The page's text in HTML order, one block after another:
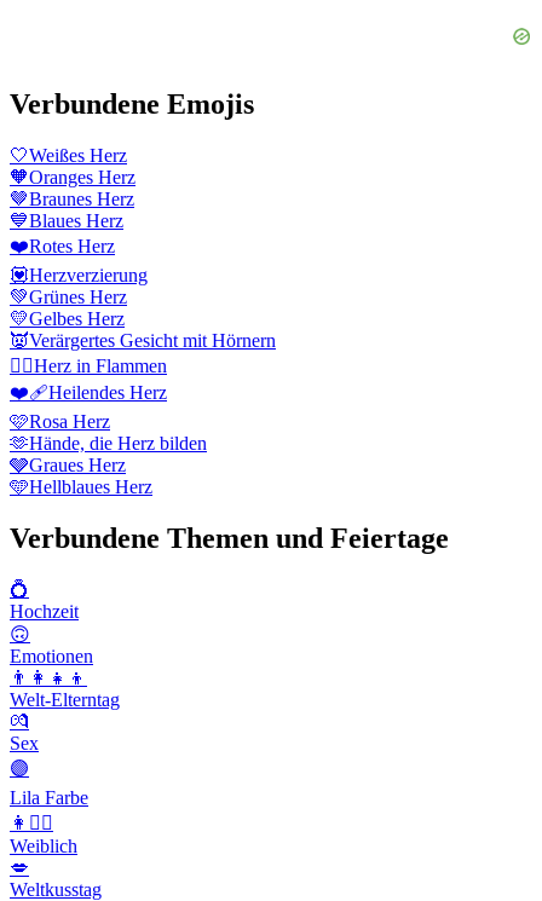
Verbundene Emojis
🤍Weißes Herz
🧡Oranges Herz
🤎Braunes Herz
💙Blaues Herz
❤️Rotes Herz
💟Herzverzierung
💚Grünes Herz
💛Gelbes Herz
👿Verärgertes Gesicht mit Hörnern
❤️‍🔥Herz in Flammen
❤️‍🩹Heilendes Herz
🩷Rosa Herz
🫶Hände, die Herz bilden
🩶Graues Herz
🩵Hellblaues Herz
Verbundene Themen und Feiertage
💍
Hochzeit
🙃
Emotionen
👨‍👩‍👧‍👦
Welt-Elterntag
💏
Sex
🟣
Lila Farbe
👩👱‍♀️
Weiblich
💋
Weltkusstag